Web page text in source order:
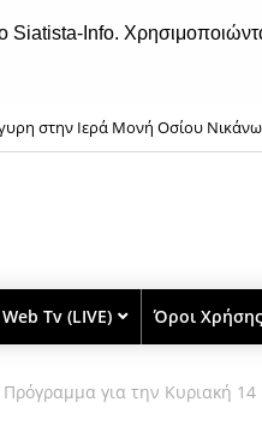
Siatista-Info.
στην Ιερά Μονή Οσίου
Web Tv (LIVE) Όροι Χρήσης
για την Κυριακή 14